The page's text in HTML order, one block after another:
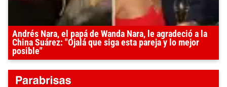
Andrés Nara, el papá de Wanda Nara, le agradeció a la
China Suárez: "Ojalá que siga esta pareja y lo mejor
posible"